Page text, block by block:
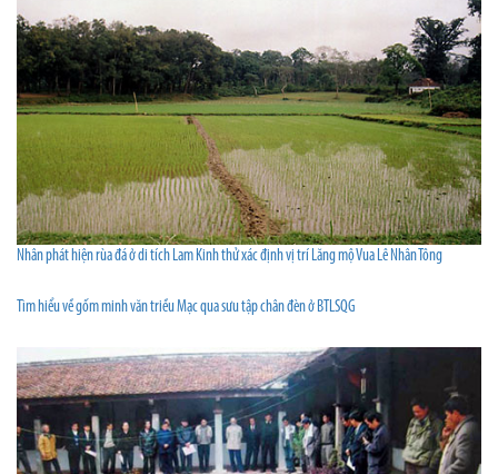
Nhân phát hiện rùa đá ở di tích Lam Kinh thử xác định vị trí Lăng mộ Vua Lê Nhân Tông
Tìm hiểu về gốm minh văn triều Mạc qua sưu tập chân đèn ở BTLSQG